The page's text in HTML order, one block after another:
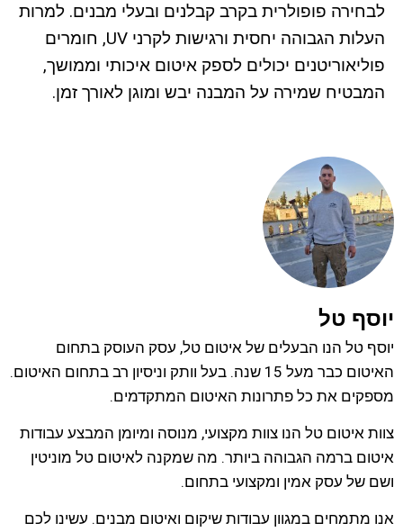
לבחירה פופולרית בקרב קבלנים ובעלי מבנים. למרות
העלות הגבוהה יחסית ורגישות לקרני UV, חומרים
פוליאוריטנים יכולים לספק איטום איכותי וממושך,
המבטיח שמירה על המבנה יבש ומוגן לאורך זמן.
יוסף טל
יוסף טל הנו הבעלים של איטום טל, עסק העוסק בתחום
האיטום כבר מעל 15 שנה. בעל וותק וניסיון רב בתחום האיטום.
מספקים את כל פתרונות האיטום המתקדמים.
צוות איטום טל הנו צוות מקצועי, מנוסה ומיומן המבצע עבודות
איטום ברמה הגבוהה ביותר. מה שמקנה לאיטום טל מוניטין
ושם של עסק אמין ומקצועי בתחום.
אנו מתמחים במגוון עבודות שיקום ואיטום מבנים. עשינו לכם